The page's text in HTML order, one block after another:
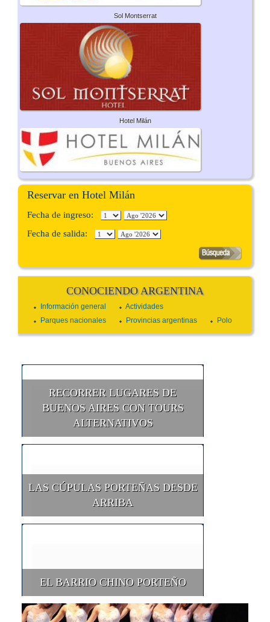
Sol Montserrat
Hotel Milán
Reservar en Hotel Milán
Fecha de ingreso:
Fecha de salida:
CONOCIENDO ARGENTINA
Información general
Actividades
Parques nacionales
Provincias argentinas Polo
RECORRER LUGARES DE
BUENOS AIRES CON TOURS
ALTERNATIVOS
LAS CÚPULAS PORTEÑAS DESDE
ARRIBA
EL BARRIO CHINO PORTEÑO